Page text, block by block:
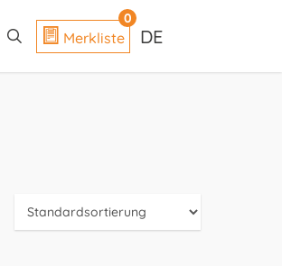
0
Merkliste DE